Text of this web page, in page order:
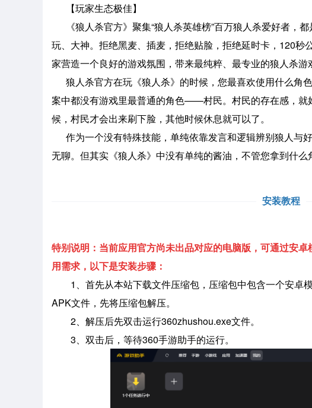
【玩家生态极佳】
《狼人杀官方》聚集“狼人杀英雄榜”百万狼人杀爱好者，
玩、大神。拒绝黑麦、插麦，拒绝贴脸，拒绝延时卡，120
家营造一个良好的游戏氛围，带来最纯粹、最专业的狼人杀游
狼人杀官方在玩《狼人杀》的时候，您最喜欢使用什么角
案中都没有游戏里最普通的角色——村民。村民的存在感，就
候，村民才会出来刷下脸，其他时候休息就可以了。
作为一个没有特殊技能，单纯依靠发言和逻辑辨别狼人与
无聊。但其实《狼人杀》中没有单纯的酱油，不管您拿到什么
安装教程
特别说明：当前应用官方尚未出品对应的电脑版，可通过安
用需求，以下是安装步骤：
1、首先从本站下载文件压缩包，压缩包中包含一个安卓
APK文件，先将压缩包解压。
2、解压后先双击运行360zhushou.exe文件。
3、双击后，等待360手游助手的运行。